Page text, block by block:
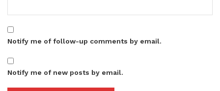
Notify me of follow-up comments by email.
Notify me of new posts by email.